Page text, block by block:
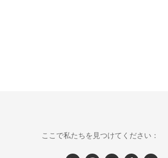
ここで私たちを見つけてください：